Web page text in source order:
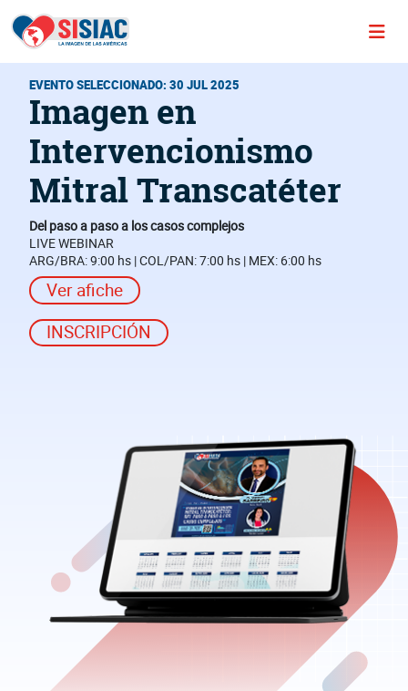
EVENTO SELECCIONADO: 30 JUL 2025
Imagen en
Intervencionismo
Mitral Transcatéter
Del paso a paso a los casos complejos
LIVE WEBINAR
ARG/BRA: 9:00 hs | COL/PAN: 7:00 hs | MEX: 6:00 hs
Ver afiche
INSCRIPCIÓN